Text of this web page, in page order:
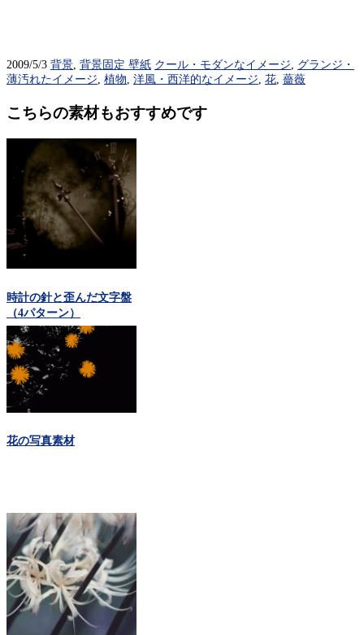
2009/5/3 背景 背景固定 壁紙 クール・モダンなイメージ
グランジ・
薄汚れたイメージ 植物 洋風・西洋的なイメージ 花 薔薇
こちらの素材もおすすめです
時計の針と歪んだ文字盤
（4パターン）
花の写真素材